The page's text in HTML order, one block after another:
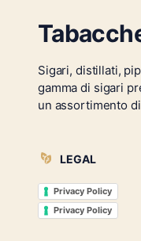
Sigari, distillati,
gamma di sigari
un assortimento
LEGAL
Privacy Policy
Privacy Policy